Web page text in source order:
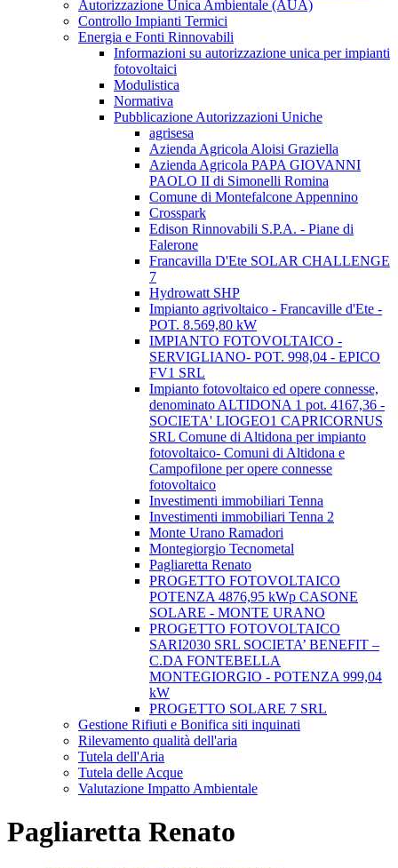
Autorizzazione Unica Ambientale (AUA)
Controllo Impianti Termici
Energia e Fonti Rinnovabili
Informazioni su autorizzazione unica per impianti
fotovoltaici
Modulistica
Normativa
Pubblicazione Autorizzazioni Uniche
agrisesa
Azienda Agricola Aloisi Graziella
Azienda Agricola PAPA GIOVANNI
PAOLO II di Simonelli Romina
Comune di Montefalcone Appennino
Crosspark
Edison Rinnovabili S.P.A. - Piane di
Falerone
Francavilla D'Ete SOLAR CHALLENGE
7
Hydrowatt SHP
Impianto agrivoltaico - Francaville d'Ete -
POT. 8.569,80 kW
IMPIANTO FOTOVOLTAICO -
SERVIGLIANO- POT. 998,04 - EPICO
FV1 SRL
Impianto fotovoltaico ed opere connesse,
denominato ALTIDONA 1 pot. 4167,36 -
SOCIETA' LIOGEO1 CAPRICORNUS
SRL Comune di Altidona per impianto
fotovoltaico- Comuni di Altidona e
Campofilone per opere connesse
fotovoltaico
Investimenti immobiliari Tenna
Investimenti immobiliari Tenna 2
Monte Urano Ramadori
Montegiorgio Tecnometal
Pagliaretta Renato
PROGETTO FOTOVOLTAICO
POTENZA 4876,95 kWp CASONE
SOLARE - MONTE URANO
PROGETTO FOTOVOLTAICO
SARI2030 SRL SOCIETA’ BENEFIT –
C.DA FONTEBELLA
MONTEGIORGIO - POTENZA 999,04
kW
PROGETTO SOLARE 7 SRL
Gestione Rifiuti e Bonifica siti inquinati
Rilevamento qualità dell'aria
Tutela dell'Aria
Tutela delle Acque
Valutazione Impatto Ambientale
Pagliaretta Renato